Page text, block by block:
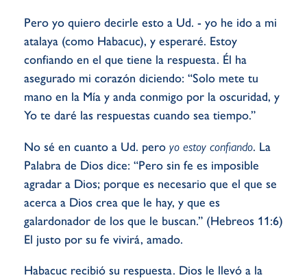
Pero yo quiero decirle esto a Ud. - yo he ido a mi
atalaya (como Habacuc), y esperaré. Estoy
confiando en el que tiene la respuesta. Él ha
asegurado mi corazón diciendo: “Solo mete tu
mano en la Mía y anda conmigo por la oscuridad, y
Yo te daré las respuestas cuando sea tiempo.”
No sé en cuanto a Ud. pero yo estoy confiando. La
Palabra de Dios dice: “Pero sin fe es imposible
agradar a Dios; porque es necesario que el que se
acerca a Dios crea que le hay, y que es
galardonador de los que le buscan.” (Hebreos 11:6)
El justo por su fe vivirá, amado.
Habacuc recibió su respuesta. Dios le llevó a la